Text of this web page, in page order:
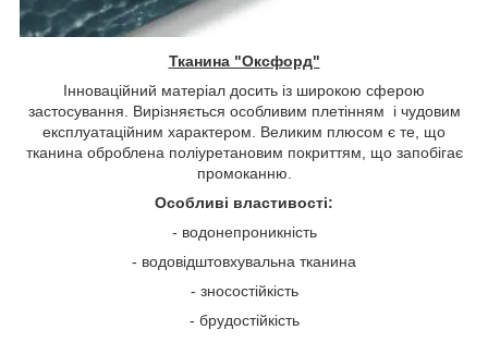
Тканина "Оксфорд"
Інноваційний матеріал досить із широкою сферою
застосування. Вирізняється особливим плетінням і чудовим
експлуатаційним характером. Великим плюсом є те, що
тканина оброблена поліуретановим покриттям, що запобігає
промоканню.
Особливі властивості:
- водонепроникність
- водовідштовхувальна тканина
- зносостійкість
- брудостійкість